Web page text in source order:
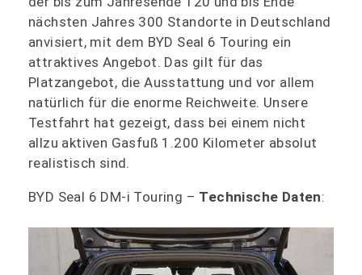
nächsten Jahres 300 Standorte in Deutschland
anvisiert, mit dem BYD Seal 6 Touring ein
attraktives Angebot. Das gilt für das
Platzangebot, die Ausstattung und vor allem
natürlich für die enorme Reichweite. Unsere
Testfahrt hat gezeigt, dass bei einem nicht
allzu aktiven Gasfuß 1.200 Kilometer absolut
realistisch sind.
BYD Seal 6 DM-i Touring – Technische Daten: